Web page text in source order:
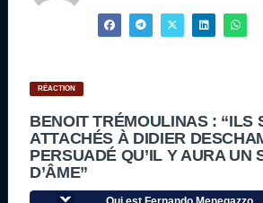
RÉACTION
BENOIT TRÉMOULINAS : “ILS
ATTACHÉS À DIDIER
PERSUADÉ QU’IL Y AURA UN
D’ÂME”